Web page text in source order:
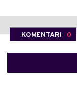
KOMENTARI 0